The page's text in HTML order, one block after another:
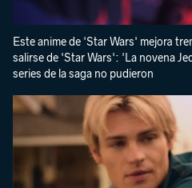
Este anime de 'Star Wars' mejora
salirse de 'Star Wars': 'La novena
series de la saga no pudieron